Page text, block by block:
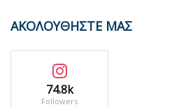
ΑΚΟΛΟΥΘΗΣΤΕ ΜΑΣ
74.8k
Followers